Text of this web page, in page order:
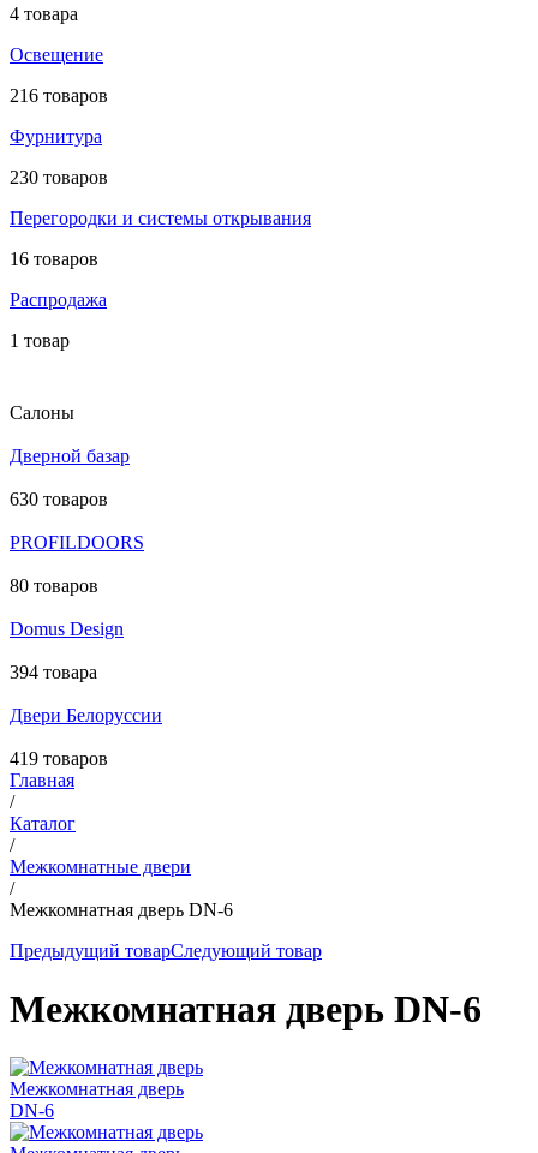
4 товара
Освещение
216 товаров
Фурнитура
230 товаров
Перегородки и системы открывания
16 товаров
Распродажа
1 товар
Салоны
Дверной базар
630 товаров
PROFILDOORS
80 товаров
Domus Design
394 товара
Двери Белоруссии
419 товаров
Главная
/
Каталог
/
Межкомнатные двери
/
Межкомнатная дверь DN-6
Предыдущий товарСледующий товар
Межкомнатная дверь DN-6